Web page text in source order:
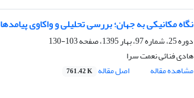
نگاه مکانیکی به جهان؛ بررسی تحلیلی و واکاوی پیامدها
دوره 25، شماره 97، بهار 1395، صفحه
103-130
هادی فنائی نعمت سرا
مشاهده مقاله
اصل مقاله 761.42 K